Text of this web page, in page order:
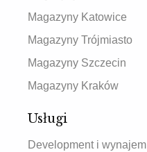
Magazyny Katowice
Magazyny Trójmiasto
Magazyny Szczecin
Magazyny Kraków
Usługi
Development i wynajem